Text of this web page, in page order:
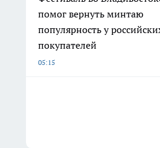
помог вернуть минтаю
популярность у
покупателей
05:15